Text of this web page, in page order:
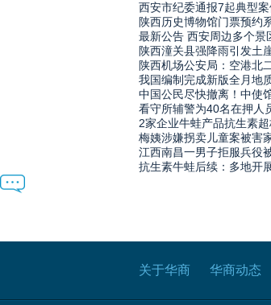
西安市纪委通报7起典型案
陕西历史博物馆门票预约
最新公告 西安周边多个景
陕西潼关县强降雨引发土
陕西机场公安局：空港北
我国编制完成新版全月地
中国公民尽快撤离！中使
看守所辅警为40名在押人
2家企业牛蛙产品抗生素
梅姨涉嫌拐卖儿童案被害
江西南昌一男子拒服兵役
抗生素牛蛙后续：多地开
关于华商 华商动态